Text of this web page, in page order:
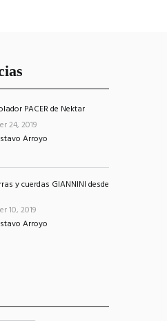
PACER de Nektar
24, 2019
Arroyo
y cuerdas GIANNINI desde
10, 2019
Arroyo